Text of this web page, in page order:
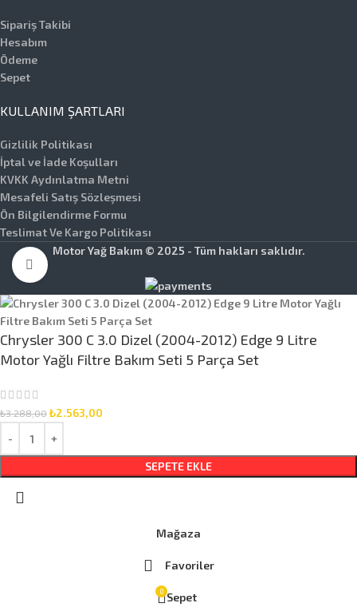
Büyütmek için tıklayın
Sipariş Takibi
Hesabım
Ödeme
Sepet
KULLANIM ŞARTLARI
Gizlilik Politikası
İptal ve İade Koşulları
KVKK Aydınlatma Metni
Mesafeli Satış Sözleşmesi
Ön Bilgilendirme Formu
Teslimat Ve Kargo Politikası
Motor Yağ Bakım © 2025 - Tüm hakları saklıdır.
Chrysler 300 C 3.0 Dizel (2004-2012) Edge 9 Litre
Motor Yağlı Filtre Bakım Seti 5 Parça Set
₺3.288,00₺2.563,00
SEPETE EKLE
Mağaza
Favoriler
0 Sepet